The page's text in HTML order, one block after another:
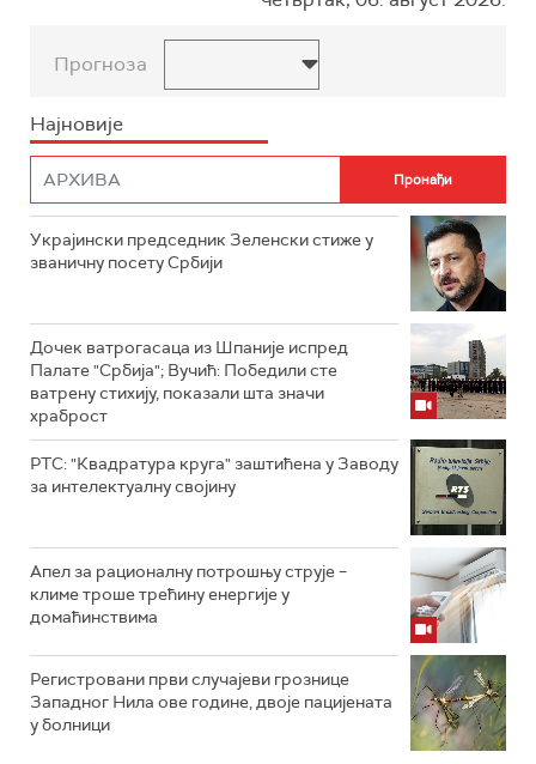
Прогноза
Најновије
Украјински председник Зеленски стиже у
званичну посету Србији
Дочек ватрогасаца из Шпаније испред
Палате "Србија"; Вучић: Победили сте
ватрену стихију, показали шта значи
храброст
РТС: "Квадратура круга" заштићена у Заводу
за интелектуалну својину
Апел за рационалну потрошњу струје –
климе троше трећину енергије у
домаћинствима
Регистровани први случајеви грознице
Западног Нила ове године, двоје пацијената
у болници